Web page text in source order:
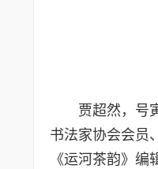
贾超然，号
书法家协会会员
《运河茶韵》编